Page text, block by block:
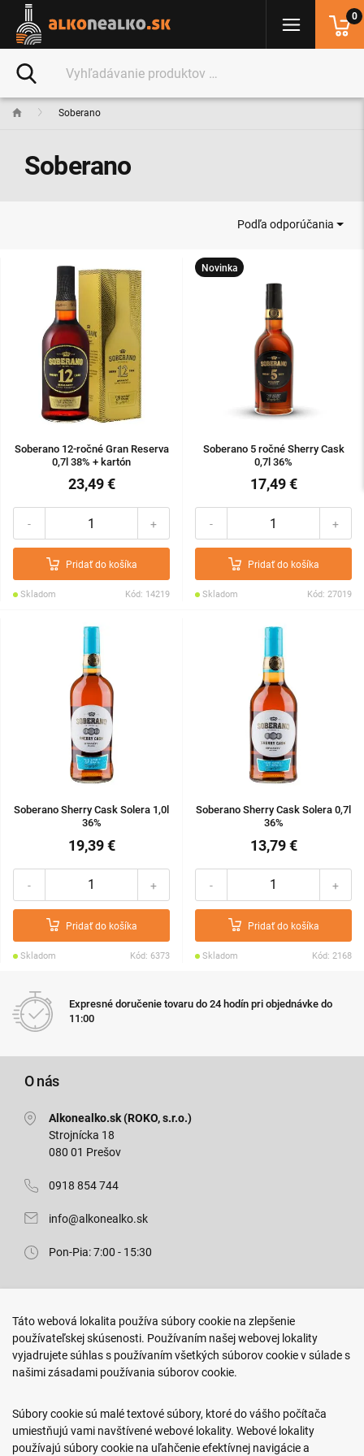
Soberano
Soberano
Podľa odporúčania
Soberano 12-ročné Gran Reserva
0,7l 38% + kartón
23,49 €
- +
Pridať do košíka
Skladom Kód: 14219
Novinka
Soberano 5 ročné Sherry Cask
0,7l 36%
17,49 €
- +
Pridať do košíka
Skladom Kód: 27019
Soberano Sherry Cask Solera 1,0l
36%
19,39 €
- +
Pridať do košíka
Skladom Kód: 6373
Soberano Sherry Cask Solera 0,7l
36%
13,79 €
- +
Pridať do košíka
Skladom Kód: 2168
Expresné doručenie tovaru do 24 hodín pri objednávke do
11:00
O nás
Alkonealko.sk (ROKO, s.r.o.)
Strojnícka 18
080 01 Prešov
0918 854 744
info@alkonealko.sk
Pon-Pia: 7:00 - 15:30
Arm. gen. Svobodu 23/A
080 01 Prešov
0917 466 578
sekcovpredajna@doroka.sk
Pon-Ned: 9:00 - 20:00
0
Táto webová lokalita používa súbory cookie na zlepšenie
používateľskej skúsenosti. Používaním našej webovej lokality
vyjadrujete súhlas s používaním všetkých súborov cookie v súlade s
našimi zásadami používania súborov cookie.
Súbory cookie sú malé textové súbory, ktoré do vášho počítača
umiestňujú vami navštívené webové lokality. Webové lokality
používajú súbory cookie na uľahčenie efektívnej navigácie a